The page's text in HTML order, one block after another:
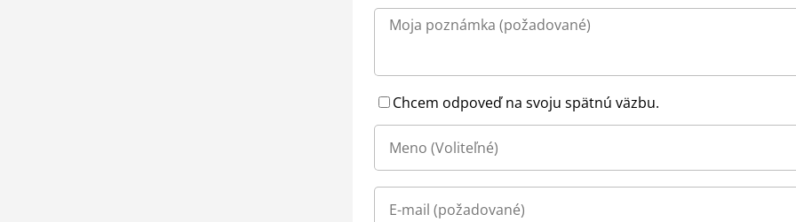
Chcem odpoveď na svoju spätnú väzbu.